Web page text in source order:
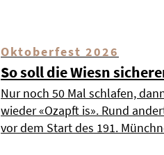
Oktoberfest 2026
So soll die Wiesn
Nur noch 50 Mal schlafen,
wieder «Ozapft is». Rund
vor dem Start des 191.